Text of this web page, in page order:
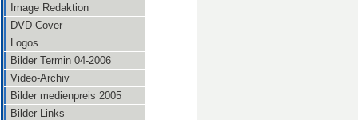
Image Redaktion
DVD-Cover
Logos
Bilder Termin 04-2006
Video-Archiv
Bilder medienpreis 2005
Bilder Links